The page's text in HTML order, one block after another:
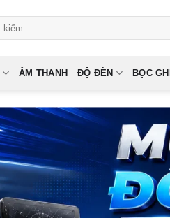
ÂM THANH ĐỘ ĐÈN BỌC